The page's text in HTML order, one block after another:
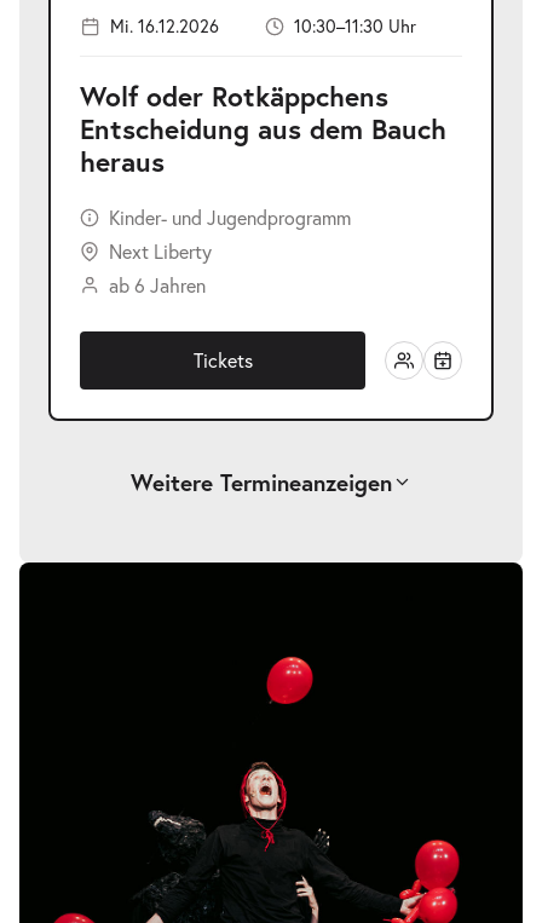
Mi. 16.12.2026 10:30–11:30 Uhr
Wolf oder Rotkäppchens
Entscheidung aus dem Bauch
heraus
Kinder- und Jugendprogramm
Next Liberty
ab 6 Jahren
Tickets
Weitere Termineanzeigen
Wolf oder Rotkäppchens
Wolf oder Rotkäppchens
Entscheidung aus dem Bauch heraus-
Mi.
Mi. 16.12.2026
Tickets
Bildergalerie